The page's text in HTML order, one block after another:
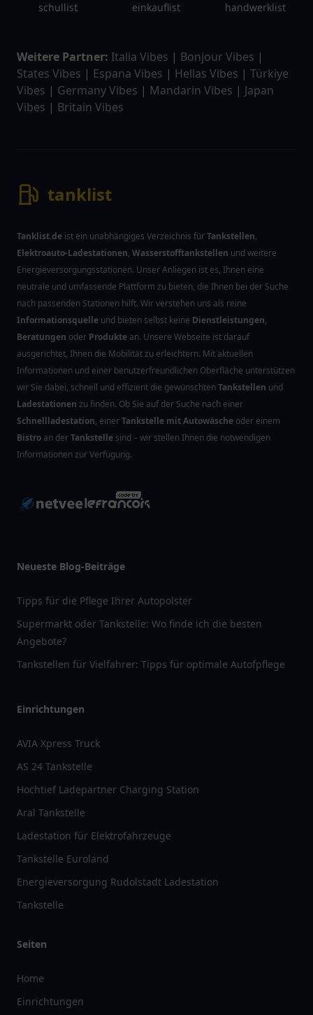
schullist einkauflist handwerklist
Weitere Partner: Italia Vibes | Bonjour Vibes |
States Vibes | Espana Vibes | Hellas Vibes | Türkiye
Vibes | Germany Vibes | Mandarin Vibes | Japan
Vibes | Britain Vibes
tanklist
Tanklist.de ist ein unabhängiges Verzeichnis fürTankstellen,
Elektroauto-Ladestationen, Wasserstofftankstellen und weitere
Energieversorgungsstationen. Unser Anliegen ist es, Ihnen eine
neutrale und umfassende Plattform zu bieten, die Ihnen bei der Suche
nach passenden Stationen hilft. Wir verstehen uns als reine
Informationsquelle und bieten selbst keine Dienstleistungen,
Beratungen oder Produkte an. Unsere Webseite ist darauf
ausgerichtet, Ihnen die Mobilität zu erleichtern. Mit aktuellen
Informationen und einer benutzerfreundlichen Oberfläche unterstützen
wir Sie dabei, schnell und effizient die gewünschtenTankstellen und
Ladestationen zu finden. Ob Sie auf der Suche nach einer
Schnellladestation, einerTankstelle mit Autowäsche oder einem
Bistro an derTankstelle sind – wir stellen Ihnen die notwendigen
Informationen zur Verfügung.
Neueste Blog-Beiträge
Tipps für die Pflege Ihrer Autopolster
Supermarkt oder Tankstelle: Wo finde ich die besten
Angebote?
Tankstellen für Vielfahrer: Tipps für optimale Autofpflege
Einrichtungen
AVIA Xpress Truck
AS 24 Tankstelle
Hochtief Ladepartner Charging Station
Aral Tankstelle
Ladestation für Elektrofahrzeuge
Tankstelle Euroland
Energieversorgung Rudolstadt Ladestation
Tankstelle
Seiten
Home
Einrichtungen